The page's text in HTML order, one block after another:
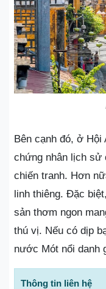
Bên cạnh đó, ở Hội
chứng nhân lịch sử
chiến tranh. Hơn
linh thiêng. Đặc
sản thơm ngon
thú vị. Nếu có dịp
nước Mót nổi danh
Thông tin liên hệ